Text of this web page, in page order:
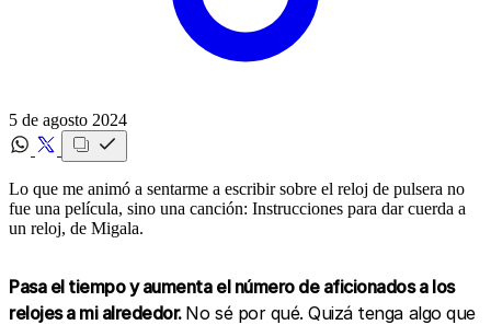
5 de agosto 2024
Lo que me animó a sentarme a escribir sobre el reloj de pulsera no
fue una película, sino una canción: Instrucciones para dar cuerda a
un reloj, de Migala.
Pasa el tiempo y aumenta el número de aficionados a los
relojes a mi alrededor. No sé por qué. Quizá tenga algo que